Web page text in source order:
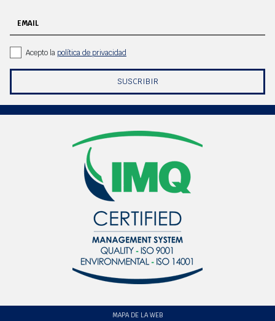
EMAIL
Acepto la política de privacidad
SUSCRIBIR
MAPA DE LA WEB